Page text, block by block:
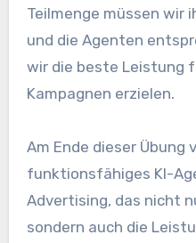
Teilmenge müssen wir
und die Agenten
wir die beste Leistung
Kampagnen erzielen.
Am Ende dieser Übung
funktionsfähiges KI-
Advertising, das nicht
sondern auch die